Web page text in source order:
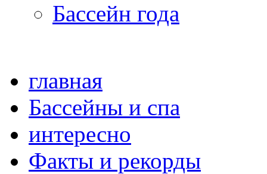
Бассейн года
главная
Бассейны и спа
интересно
Факты и рекорды